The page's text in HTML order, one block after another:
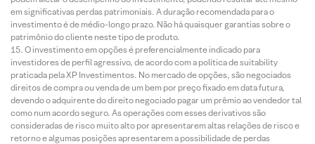
em significativas perdas patrimoniais. A duração recomendada para o
investimento é de médio-longo prazo. Não há quaisquer garantias sobre o
patrimônio do cliente neste tipo de produto.
O investimento em opções é preferencialmente indicado para
investidores de perfil agressivo, de acordo com a política de suitability
praticada pela XP Investimentos. No mercado de opções, são negociados
direitos de compra ou venda de um bem por preço fixado em data futura,
devendo o adquirente do direito negociado pagar um prêmio ao vendedor tal
como num acordo seguro. As operações com esses derivativos são
consideradas de risco muito alto por apresentarem altas relações de risco e
retorno e algumas posições apresentarem a possibilidade de perdas